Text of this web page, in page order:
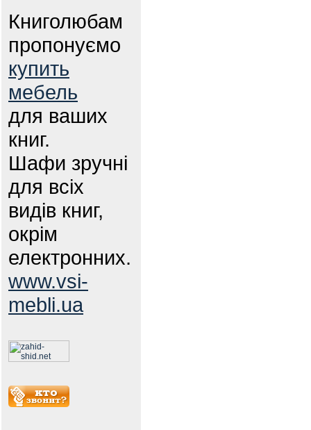
Книголюбам
пропонуємо
купить
мебель
для ваших
книг.
Шафи зручні
для всіх
видів книг,
окрім
електронних.
www.vsi-
mebli.ua